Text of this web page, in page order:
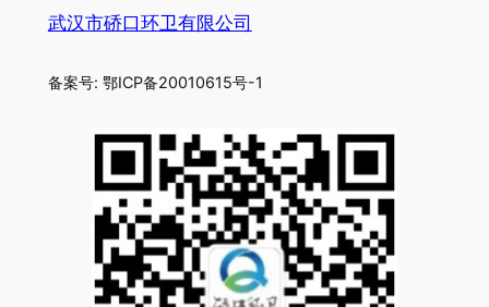
武汉市硚口环卫有限公司
备案号: 鄂ICP备20010615号-1